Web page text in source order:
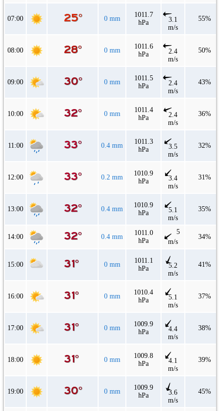
07:00 0 mm
1011.7
hPa
3.1
m/s
55%
08:00 0 mm
1011.6
hPa
2.4
m/s
50%
09:00 0 mm
1011.5
hPa
2.4
m/s
43%
10:00 0 mm
1011.4
hPa
2.4
m/s
36%
11:00 0.4 mm
1011.3
hPa
3.5
m/s
32%
12:00 0.2 mm
1010.9
hPa
3.4
m/s
31%
13:00 0.4 mm
1010.9
hPa
5.1
m/s
35%
14:00 0.4 mm
1011.0
hPa
5
m/s
34%
15:00 0 mm
1011.1
hPa
5.2
m/s
41%
16:00 0 mm
1010.4
hPa
5.1
m/s
37%
17:00 0 mm
1009.9
hPa
4.4
m/s
38%
18:00 0 mm
1009.8
hPa
4.1
m/s
39%
19:00 0 mm
1009.9
hPa
3.6
m/s
45%